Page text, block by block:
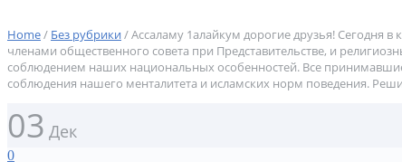
Home/ Без рубрики/ Ассаламу 1алайкум дорогие друзья! Сегодня
членами общественного совета при Представительстве, и
соблюдением наших национальных особенностей. Все
соблюдения нашего менталитета и исламских норм поведения.
03 Дек
0